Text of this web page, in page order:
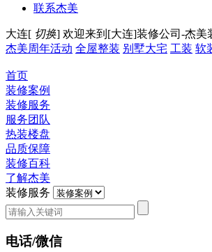
联系杰美
大连[ 切换] 欢迎来到[大连]装修公司-杰美
杰美周年活动 全屋整装 别墅大宅 工装 软
首页
装修案例
装修服务
服务团队
热装楼盘
品质保障
装修百科
了解杰美
装修服务
电话/微信